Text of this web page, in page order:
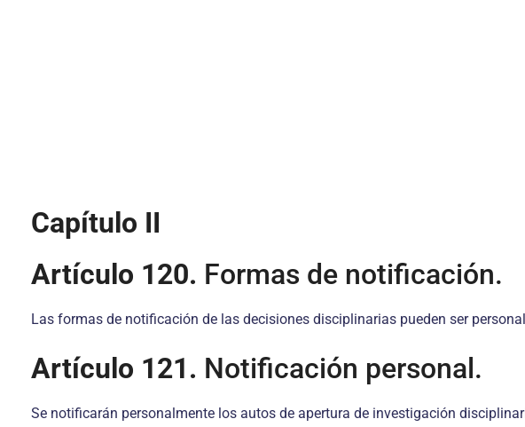
Capítulo II
Artículo 120. Formas de notificación.
Las formas de notificación de las decisiones disciplinarias pueden ser
Artículo 121. Notificación personal.
Se notificarán personalmente los autos de apertura de investigación